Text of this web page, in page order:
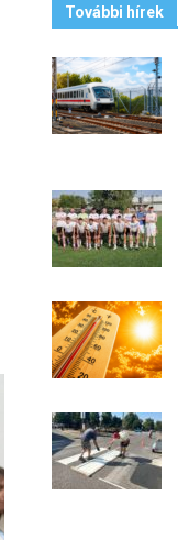
További hírek